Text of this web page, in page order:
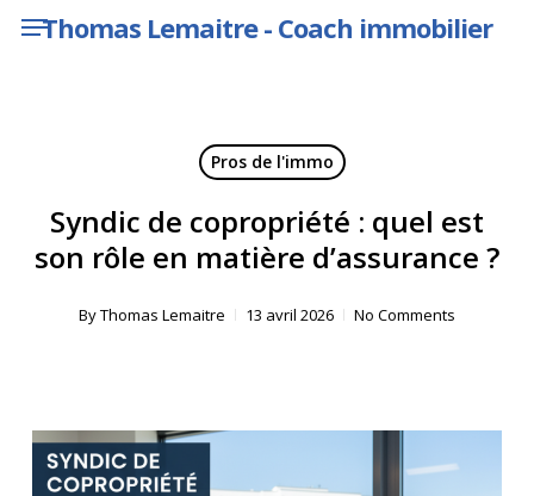
Skip Thomas Lemaitre - Coach immobilier
Menu
Pros de l'immo
Syndic de copropriété : quel est
son rôle en matière d’assurance ?
ByThomas Lemaitre 13 avril 2026 No Comments